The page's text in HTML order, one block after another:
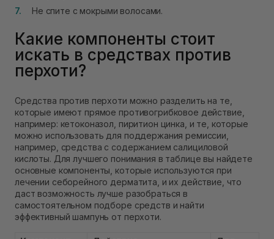
Не спите с мокрыми волосами.
Какие компоненты стоит
искать в средствах против
перхоти?
Средства против перхоти можно разделить на те,
которые имеют прямое противогрибковое действие,
например: кетоконазол, пиритион цинка, и те, которые
можно использовать для поддержания ремиссии,
например, средства с содержанием салициловой
кислоты. Для лучшего понимания в таблице вы найдете
основные компоненты, которые используются при
лечении себорейного дерматита, и их действие, что
даст возможность лучше разобраться в
самостоятельном подборе средств и найти
эффективный шампунь от перхоти.